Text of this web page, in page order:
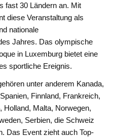
fast 30 Ländern an. Mit
diese Veranstaltung als
nationale
Jahres. Das olympische
in Luxemburg bietet eine
sportliche Ereignis.
unter anderem Kanada,
Finnland, Frankreich,
Holland, Malta, Norwegen,
Serbien, die Schweiz
Das Event zieht auch Top-